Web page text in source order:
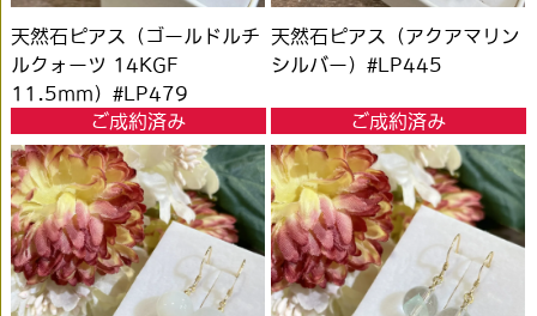
天然石ピアス（ゴールドルチ
ルクォーツ 14KGF
11.5mm）#LP479
ご成約済み
天然石ピアス（アクアマリン
シルバー）#LP445
ご成約済み